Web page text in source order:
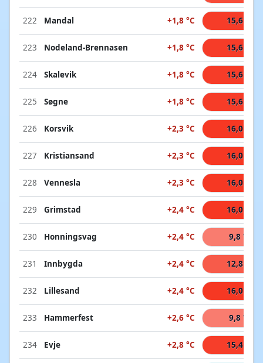
222 Mandal +1,8 °C 15,6 °C
223 Nodeland-Brennasen +1,8 °C 15,6 °C
224 Skalevik +1,8 °C 15,6 °C
225 Søgne +1,8 °C 15,6 °C
226 Korsvik +2,3 °C 16,0 °C
227 Kristiansand +2,3 °C 16,0 °C
228 Vennesla +2,3 °C 16,0 °C
229 Grimstad +2,4 °C 16,0 °C
230 Honningsvag +2,4 °C 9,8 °C
231 Innbygda +2,4 °C 12,8 °C
232 Lillesand +2,4 °C 16,0 °C
233 Hammerfest +2,6 °C 9,8 °C
234 Evje +2,8 °C 15,4 °C